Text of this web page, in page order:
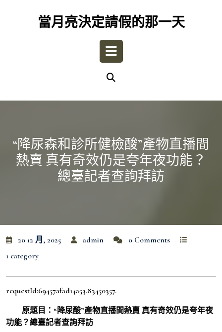
當月亮決定請假的那一天
Open
“降尿森和診所健檢酸”產物直播間
熱賣 真有奇效仍是夸年夜功能？
總臺記者查詢拜訪
20 12 月, 2025 admin
0 Comments
1 category
requestId:69457afad14a53.83450357.
原題目：“降尿酸”產物直播間熱賣 真有奇效仍是夸年夜
功能？總臺記者查詢拜訪